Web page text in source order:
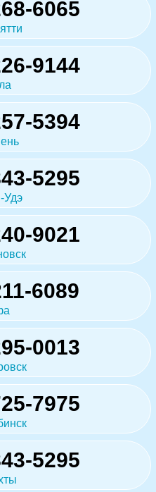
6065
9144
5394
5295
Удэ
9021
6089
0013
7975
5295